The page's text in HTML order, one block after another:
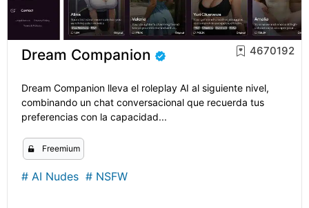
Dream Companion 4670192
Dream Companion lleva el roleplay AI al siguiente nivel,
combinando un chat conversacional que recuerda tus
preferencias con la capacidad...
Freemium
# AI Nudes # NSFW